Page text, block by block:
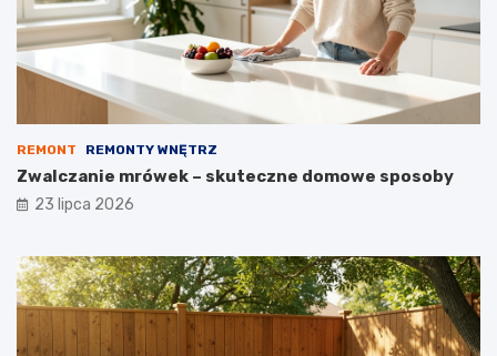
REMONT REMONTY WNĘTRZ
Zwalczanie mrówek – skuteczne domowe sposoby
23 lipca 2026